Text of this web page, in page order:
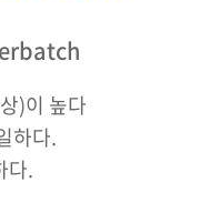
)이 높다
하다.
다.